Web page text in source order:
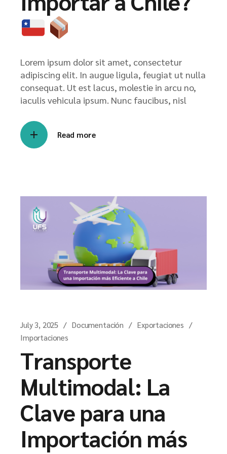
Lorem ipsum dolor sit amet, consectetur
adipiscing elit. In augue ligula, feugiat ut nulla
consequat. Ut est lacus, molestie in arcu no,
iaculis vehicula ipsum. Nunc faucibus, nisl
Read more
July 3, 2025 Documentación
Exportaciones
Importaciones
Transporte
Multimodal: La
Clave para una
Importación más